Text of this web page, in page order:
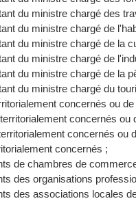
du ministre chargé des
du ministre chargé de
du ministre chargé de la
du ministre chargé de
du ministre chargé de la
du ministre chargé du
concernés ou
concernés ou
concernés ou
concernés ;
de chambres de
des organisations
des associations locales